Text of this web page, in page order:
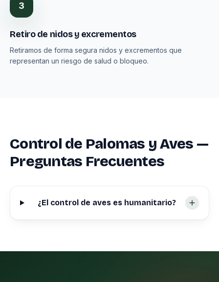
3
Retiro de nidos y excrementos
Retiramos de forma segura nidos y excrementos que
representan un riesgo de salud o bloqueo.
Control de Palomas y Aves —
Preguntas Frecuentes
¿El control de aves es humanitario?